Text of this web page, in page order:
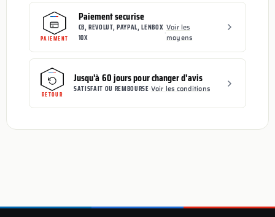
PAIEMENT
Paiement securise
CB, REVOLUT, PAYPAL, LENBOX
10X
·Voir les
moyens
RETOUR
Jusqu'à 60 jours pour changer d'avis
SATISFAIT OU REMBOURSE·Voir les conditions